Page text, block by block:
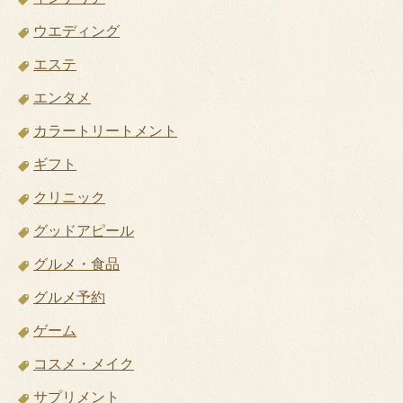
ウエディング
エステ
エンタメ
カラートリートメント
ギフト
クリニック
グッドアピール
グルメ・食品
グルメ予約
ゲーム
コスメ・メイク
サプリメント